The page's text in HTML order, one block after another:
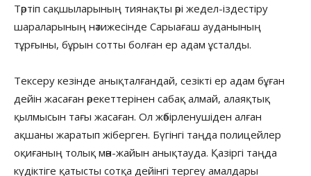
Тәртіп сақшыларының тиянақты әрі жедел-іздестіру
шараларының нәтижесінде Сарыағаш ауданының
тұрғыны, бұрын сотты болған ер адам ұсталды.
Тексеру кезінде анықталғандай, сезікті ер адам бұған
дейін жасаған әрекеттерінен сабақ алмай, алаяқтық
қылмысын тағы жасаған. Ол жәбірленушіден алған
ақшаны жаратып жіберген. Бүгінгі таңда полицейлер
оқиғаның толық мән-жайын анықтауда. Қазіргі таңда
күдіктіге қатысты сотқа дейінгі тергеу амалдары